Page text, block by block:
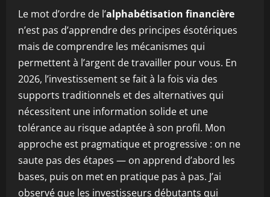
Le mot d’ordre de l’alphabétisation financière
n’est pas d’apprendre des principes ésotériques
mais de comprendre les mécanismes qui
permettent à l’argent de travailler pour vous. En
2026, l’investissement se fait à la fois via des
supports traditionnels et des alternatives qui
nécessitent une information solide et une
tolérance au risque adaptée à son profil. Mon
approche est pragmatique et progressive : on ne
saute pas des étapes — on apprend d’abord les
bases, puis on met en pratique pas à pas. J’ai
observé que les investisseurs débutants qui